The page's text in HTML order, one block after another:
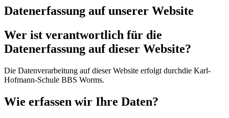
Datenerfassung auf unserer Website
Wer ist verantwortlich für die
Datenerfassung auf dieser Website?
Die Datenverarbeitung auf dieser Website erfolgt durchdie Karl-
Hofmann-Schule BBS Worms.
Wie erfassen wir Ihre Daten?